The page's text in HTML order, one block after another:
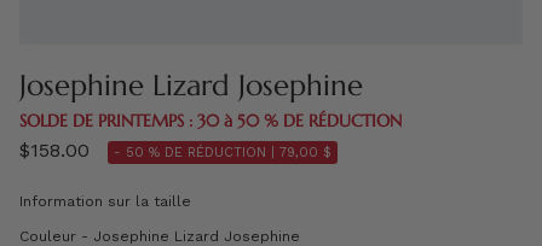
Josephine Lizard Josephine
SOLDE DE PRINTEMPS : 30 à 50 % DE RÉDUCTION
$158.00 - 50 % DE RÉDUCTION | 79,00 $
Information sur la taille
Couleur - Josephine Lizard Josephine